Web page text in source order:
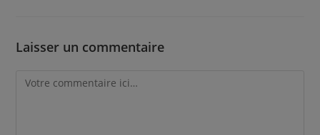
Laisser un commentaire